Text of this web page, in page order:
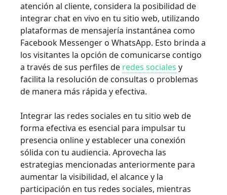
atención al cliente, considera la posibilidad de
integrar chat en vivo en tu sitio web, utilizando
plataformas de mensajería instantánea como
Facebook Messenger o WhatsApp. Esto brinda a
los visitantes la opción de comunicarse contigo
a través de sus perfiles de redes sociales y
facilita la resolución de consultas o problemas
de manera más rápida y efectiva.
Integrar las redes sociales en tu sitio web de
forma efectiva es esencial para impulsar tu
presencia online y establecer una conexión
sólida con tu audiencia. Aprovecha las
estrategias mencionadas anteriormente para
aumentar la visibilidad, el alcance y la
participación en tus redes sociales, mientras